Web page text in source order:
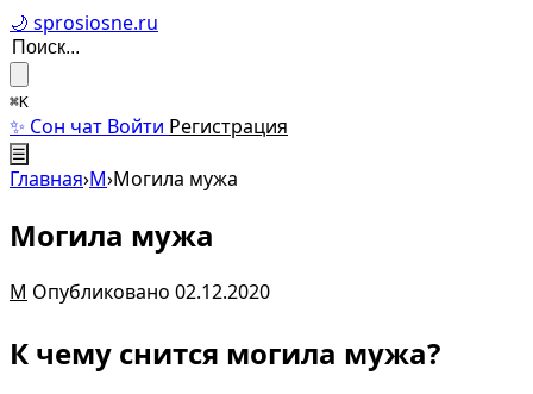
🌙 sprosiosne.ru
⌘K
✨ Сон чат Войти Регистрация
☰
Главная›М›Могила мужа
Могила мужа
М Опубликовано 02.12.2020
К чему снится могила мужа?